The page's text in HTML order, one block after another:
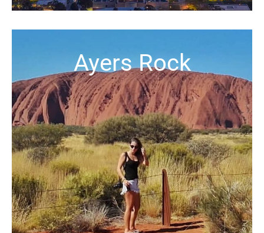
Ayers Rock